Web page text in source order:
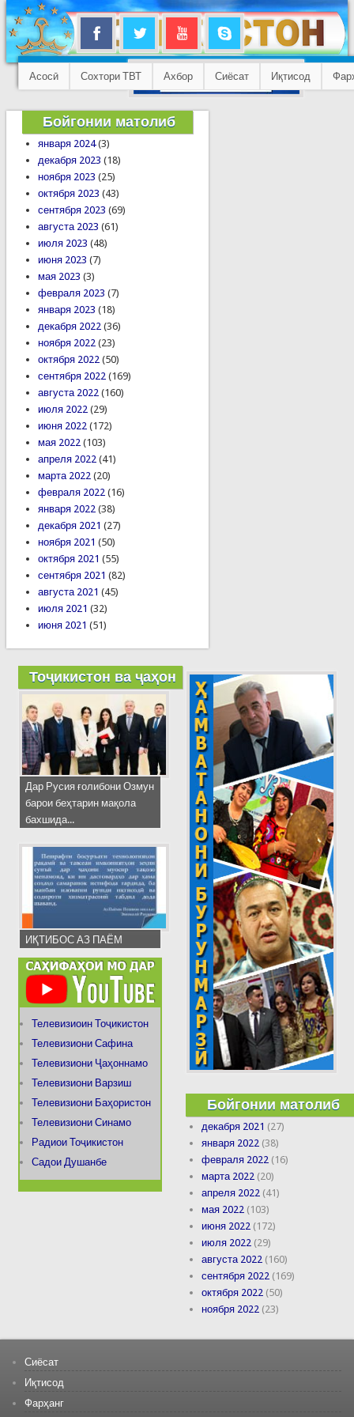
Асосӣ Сохтори ТВТ Ахбор Сиёсат Иқтисод
Бойгонии матолиб
января 2024(3)
декабря 2023 (18)
ноября 2023 (25)
октября 2023 (43)
сентября 2023 (69)
августа 2023 (61)
июля 2023 (48)
июня 2023 (7)
мая 2023 (3)
февраля 2023 (7)
января 2023 (18)
декабря 2022 (36)
ноября 2022 (23)
октября 2022 (50)
сентября 2022 (169)
августа 2022 (160)
июля 2022 (29)
июня 2022 (172)
мая 2022 (103)
апреля 2022 (41)
марта 2022 (20)
февраля 2022 (16)
января 2022 (38)
декабря 2021 (27)
ноября 2021 (50)
октября 2021 (55)
сентября 2021 (82)
августа 2021 (45)
июля 2021 (32)
июня 2021 (51)
Тоҷикистон ва ҷаҳон
Дар Русия ғолибони Озмун
барои беҳтарин мақола
бахшида...
ИҚТИБОС АЗ ПАЁМ
Телевизиоин Тоҷикистон
Телевизиони Сафина
Телевизиони Ҷаҳоннамо
Телевизиони Варзиш
Телевизиони Баҳористон
Телевизиони Синамо
Радиои Тоҷикистон
Садои Душанбе
Бойгонии матолиб
декабря 2021 (27)
января 2022 (38)
февраля 2022 (16)
марта 2022 (20)
апреля 2022 (41)
мая 2022 (103)
июня 2022 (172)
июля 2022 (29)
августа 2022 (160)
сентября 2022 (169)
октября 2022 (50)
ноября 2022 (23)
Сиёсат
Иқтисод
Фарҳанг